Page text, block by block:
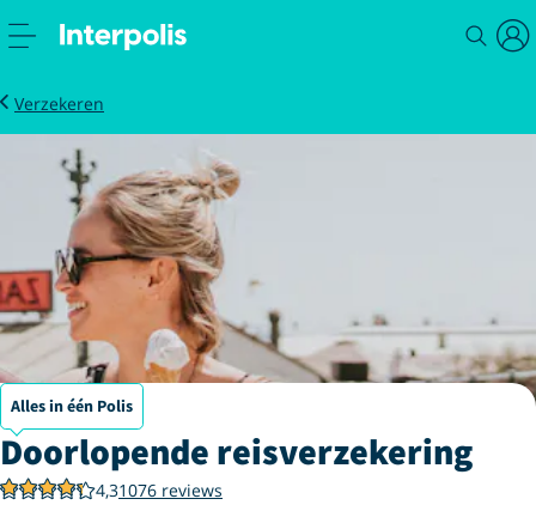
Verzekeren
Doorlopende reisverzekering
Doorlopende reisverzekering
Alles in één Polis
4,31076 reviews